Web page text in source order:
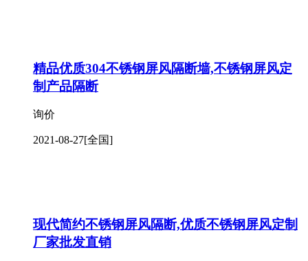
精品优质304不锈钢屏风隔断墙,不锈钢屏风定
制产品隔断
询价
2021-08-27[全国]
现代简约不锈钢屏风隔断,优质不锈钢屏风定制
厂家批发直销